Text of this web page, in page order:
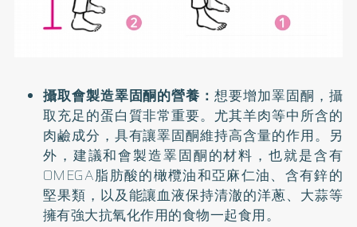
攝取會製造睪固酮的營養：想要增加睪固酮，攝
取充足的蛋白質非常重要。尤其羊肉等中所含的
肉鹼成分，具有讓睪固酮維持高含量的作用。另
外，建議和會製造睪固酮的材料，也就是含有
OMEGA脂肪酸的橄欖油和亞麻仁油、含有鋅的
堅果類，以及能讓血液保持清澈的洋蔥、大蒜等
擁有強大抗氧化作用的食物一起食用。